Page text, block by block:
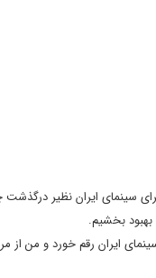
سینمای ایران نظیر درگذشت
بخشیم.
ایران رقم خورد و من از